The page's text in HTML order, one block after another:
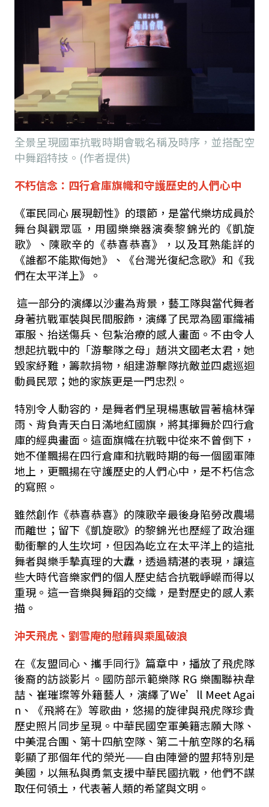
全景呈現國軍抗戰時期會戰名稱及時序，並搭配空
中舞蹈特技。(作者提供)
不朽信念：四行倉庫旗幟和守護歷史的人們心中
《軍民同心 展現韌性》的環節，是當代樂坊成員於
舞台與觀眾區，用國樂樂器演奏黎錦光的《凱旋
歌》、陳歌辛的《恭喜恭喜》，以及耳熟能詳的
《誰都不能欺侮她》、《台灣光復紀念歌》和《我
們在太平洋上》。
這一部分的演繹以沙畫為背景，藝工隊與當代舞者
身著抗戰軍裝與民間服飾，演繹了民眾為國軍織補
軍服、抬送傷兵、包紮治療的感人畫面。不由令人
想起抗戰中的「游擊隊之母」趙洪文國老太君，她
毀家紓難，籌款捐物，組建游擊隊抗敵並四處巡迴
動員民眾；她的家族更是一門忠烈。
特別令人動容的，是舞者們呈現楊惠敏冒著槍林彈
雨、背負青天白日滿地紅國旗，將其揮舞於四行倉
庫的經典畫面。這面旗幟在抗戰中從來不曾倒下，
她不僅飄揚在四行倉庫和抗戰時期的每一個國軍陣
地上，更飄揚在守護歷史的人們心中，是不朽信念
的寫照。
雖然創作《恭喜恭喜》的陳歌辛最後身陷勞改農場
而離世；留下《凱旋歌》的黎錦光也歷經了政治運
動衝擊的人生坎坷，但因為屹立在太平洋上的這批
舞者與樂手摰真理的大纛，透過精湛的表現，讓這
些大時代音樂家們的個人歷史結合抗戰崢嶸而得以
重現。這一音樂與舞蹈的交織，是對歷史的感人素
描。
沖天飛虎、劉雪庵的慰藉與乘風破浪
在《友盟同心、攜手同行》篇章中，播放了飛虎隊
後裔的訪談影片。國防部示範樂隊 RG 樂團聯袂韋
喆、崔璀璨等外籍藝人，演繹了We’ ll Meet Agai
n 、《飛將在》等歌曲，悠揚的旋律與飛虎隊珍貴
歷史照片同步呈現。中華民國空軍美籍志願大隊、
中美混合團、第十四航空隊、第二十航空隊的名稱
彰顯了那個年代的榮光——自由陣營的盟邦特別是
美國，以無私與勇氣支援中華民國抗戰，他們不謀
取任何領土，代表著人類的希望與文明。